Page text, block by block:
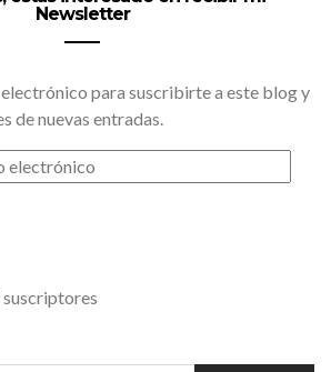
Newsletter
para suscribirte a este blog y
de nuevas entradas.